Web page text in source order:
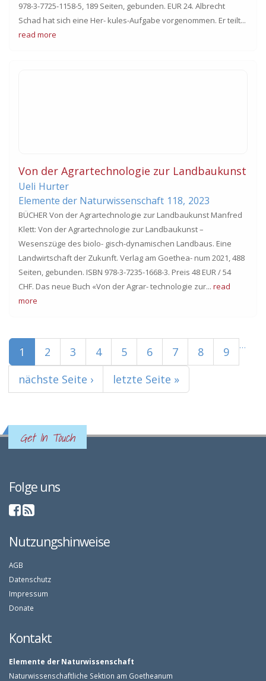
978-3-7725-1158-5, 189 Seiten, gebunden. EUR 24. Albrecht
Schad hat sich eine Her- kules-Aufgabe vorgenommen. Er teilt...
read more
Von der Agrartechnologie zur Landbaukunst
Ueli Hurter
Elemente der Naturwissenschaft 118, 2023
BÜCHER Von der Agrartechnologie zur Landbaukunst Manfred
Klett: Von der Agrartechnologie zur Landbaukunst –
Wesenszüge des biolo- gisch-dynamischen Landbaus. Eine
Landwirtschaft der Zukunft. Verlag am Goethea- num 2021, 488
Seiten, gebunden. ISBN 978-3-7235-1668-3. Preis 48 EUR / 54
CHF. Das neue Buch «Von der Agrar- technologie zur... read
more
Seiten
1 2 3 4 5 6 7 8 9 …
nächste Seite › letzte Seite »
Get In Touch
Folge uns
Nutzungshinweise
AGB
Datenschutz
Impressum
Donate
Kontakt
Elemente der Naturwissenschaft
Naturwissenschaftliche Sektion am Goetheanum